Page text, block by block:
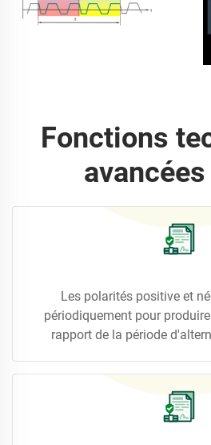
Fonctions
Les polarités positive et
périodiquement pour
rapport de la période